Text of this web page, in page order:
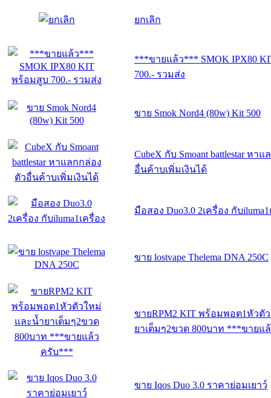
ยกเลิก
***ขายแล้ว*** SMOK IPX80
700.- รวมส่ง
ขาย​ Smok​ Nord​4​ (80w) Kit​ 500​
CubeX กับ Smoant battlestar หา
อื่นค้าบเพิ่มเงินได้
มือสอง Duo3.0 2เครื่อง กับ
ขาย lostvape Thelema DNA 250C
ขายRPM2 KIT พร้อมพอต1หัวตั
ยาเต็มๆ2ขวด 800บาท ***ขายแ
ขาย Iqos Duo 3.0 ราคาย่อมเยาว์